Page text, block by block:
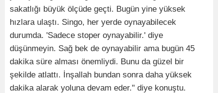
sakatlığı büyük ölçüde geçti. Bugün yine yüksek
hızlara ulaştı. Singo, her yerde oynayabilecek
durumda. 'Sadece stoper oynayabilir.' diye
düşünmeyin. Sağ bek de oynayabilir ama bugün 45
dakika süre alması önemliydi. Bunu da güzel bir
şekilde atlattı. İnşallah bundan sonra daha yüksek
dakika alarak yoluna devam eder." diye konuştu.